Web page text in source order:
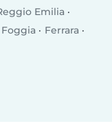
Emilia
Foggia
Ferrara